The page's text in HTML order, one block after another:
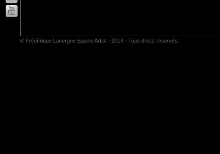
© Frédérique Lavergne Equine Artist - 2013 - Tous droits réservés